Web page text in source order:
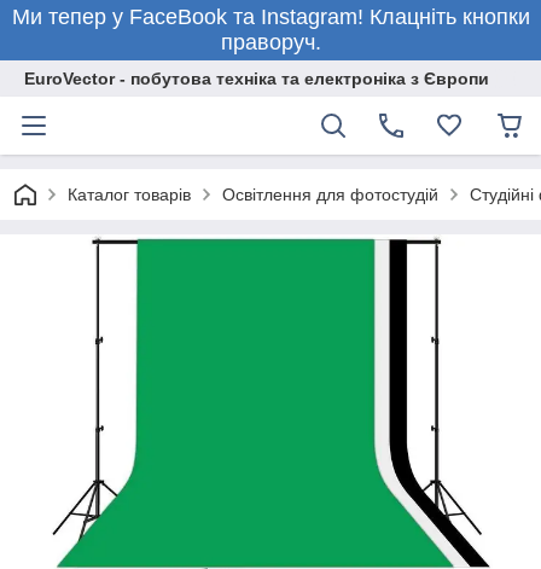
Ми тепер у FaceBook та Instagram! Клацніть кнопки
праворуч.
EuroVector - побутова техніка та електроніка з Європи
Каталог товарів Освітлення для фотостудій